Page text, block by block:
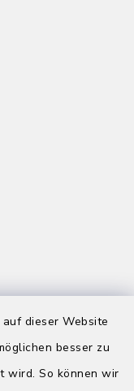
dieser Website
besser zu
wird. So können wir